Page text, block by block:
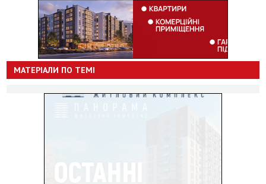
МАТЕРІАЛИ ПО ТЕМІ